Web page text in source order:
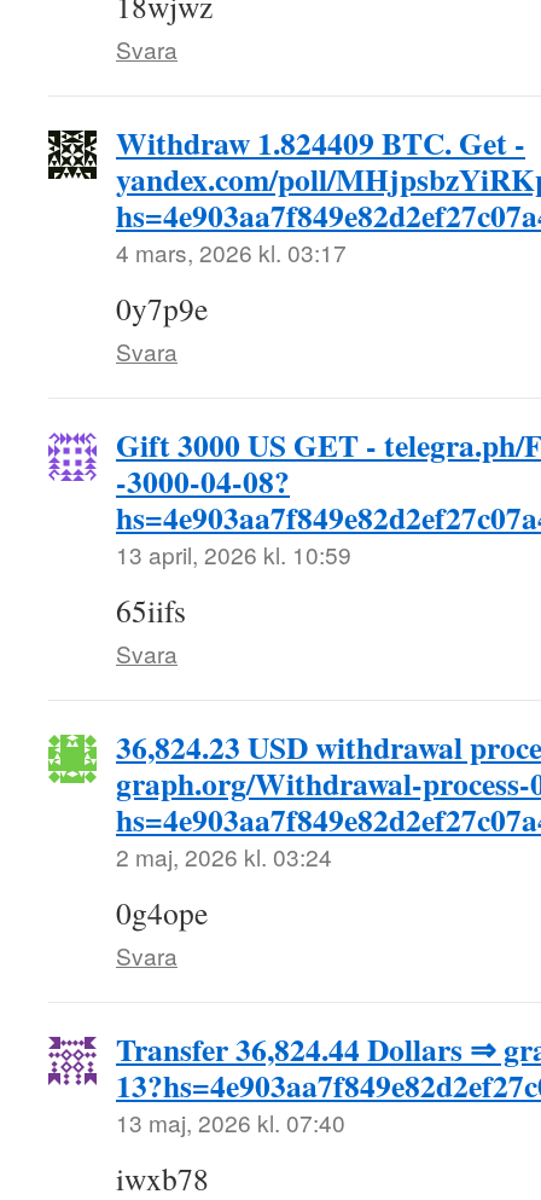
Svara
Withdraw 1.824409 BTC. Get -
yandex.com/poll/
4 mars, 2026 kl. 03:17
0y7p9e
Svara
Gift 3000 US GET - telegra.ph/
-3000-04-08?
13 april, 2026 kl. 10:59
65iifs
Svara
36,824.23 USD withdrawal
graph.org/Withdrawal-process-
2 maj, 2026 kl. 03:24
0g4ope
Svara
Transfer 36,824.44 Dollars ⇒
13 maj, 2026 kl. 07:40
iwxb78